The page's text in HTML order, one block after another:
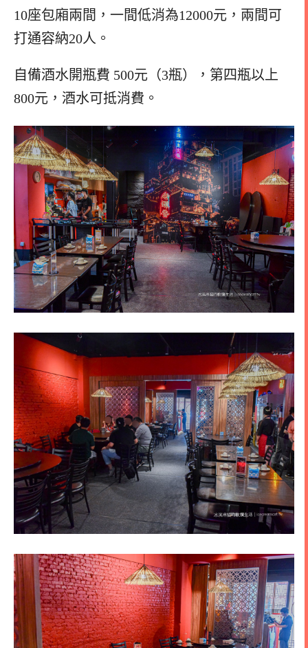
10座包廂兩間，一間低消為12000元，兩間可
打通容納20人。
自備酒水開瓶費 500元（3瓶），第四瓶以上
800元，酒水可抵消費。